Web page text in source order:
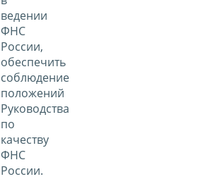
ведении
ФНС
России,
обеспечить
соблюдение
положений
Руководства
по
качеству
ФНС
России.